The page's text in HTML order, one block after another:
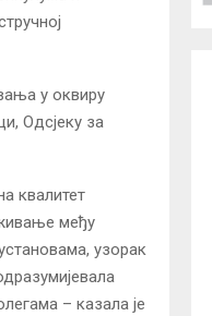
у оквиру
Одсјеку за
квалитет
међу
узорак
– казала је